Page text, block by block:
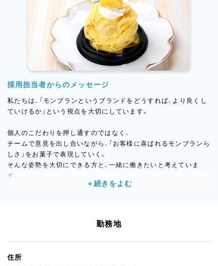
中できている。そんな環境が心地よく、これからも続けていきた
と話していたスタッフもおり、無理なく働き続けられる職場とし
て定着率も安定しています。
仕事とプライベートを両立しながら、
採用担当者からのメッセージ
私たちは、「モンブランというブランドをどうすれば、より良くし
ていけるか」という視点を大切にしています。
個人のこだわりを押し通すのではなく、
チームで意見を出し合いながら、「お客様に喜ばれるモンブランら
しさ」をお菓子で表現していく。
そんな姿勢を大切にできる方と、一緒に働きたいと考えていま
す。
安心して選んでもらえる職場でありたいとも考えています。
働き方や設備、待遇面は少しずつ時代に合わせて見直してきまし
勤務地
住所